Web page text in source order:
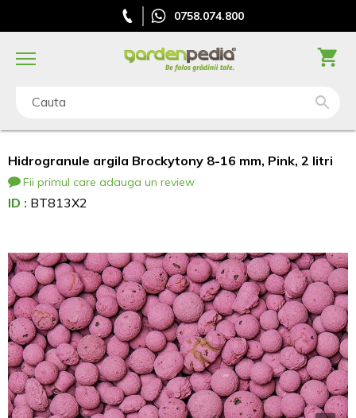
0758.074.800
Cauta
Hidrogranule argila Brockytony 8-16 mm, Pink, 2 litri
Fii primul care adauga un review
ID : BT813X2